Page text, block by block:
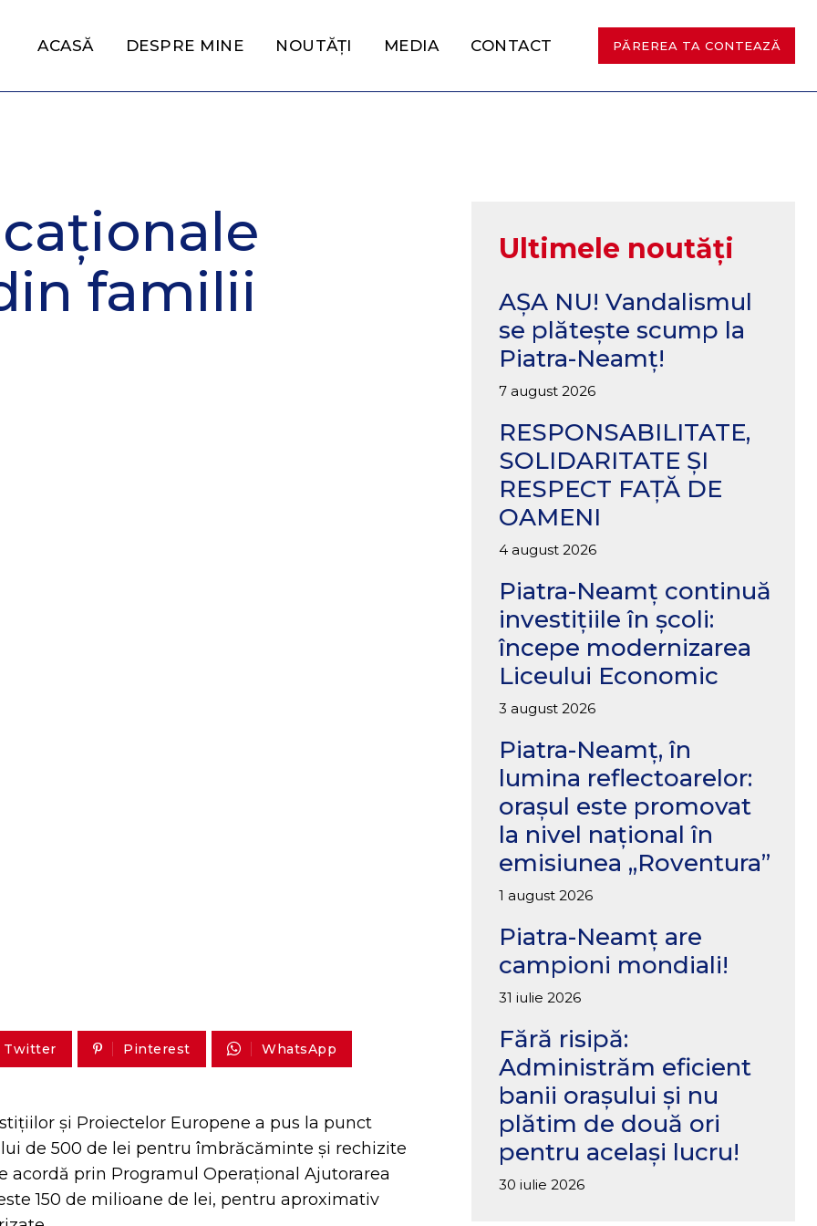
ACASĂ DESPRE MINE NOUTĂȚI MEDIA CONTACT PĂREREA TA CONTEAZĂ
familii
Twitter Pinterest WhatsApp
și Proiectelor Europene a pus la punct
de 500 de lei pentru îmbrăcăminte și rechizite
prin Programul Operațional Ajutorarea
150 de milioane de lei, pentru aproximativ
Ultimele noutăți
AȘA NU! Vandalismul
se plătește scump la
Piatra-Neamț!
7 august 2026
RESPONSABILITATE,
SOLIDARITATE ȘI
RESPECT FAȚĂ DE
OAMENI
4 august 2026
Piatra-Neamț continuă
investițiile în școli:
începe modernizarea
Liceului Economic
3 august 2026
Piatra-Neamț, în
lumina reflectoarelor:
orașul este promovat
la nivel național în
emisiunea „Roventura”
1 august 2026
Piatra-Neamț are
campioni mondiali!
31 iulie 2026
Fără risipă:
Administrăm eficient
banii orașului și nu
plătim de două ori
pentru același lucru!
30 iulie 2026